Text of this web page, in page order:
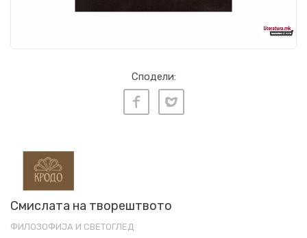
Сподели:
Смислата на творештвото
ФИЛОЗОФИЈА И СВЕТОГЛЕД